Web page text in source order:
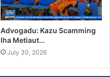
Advogadu: Kazu Scamming
Iha Metiaut…
July 30, 2026